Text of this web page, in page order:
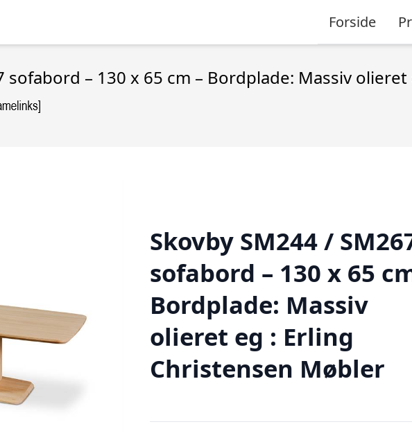
Forside
sofabord – 130 x 65 cm – Bordplade: Massiv
Skovby SM244 /
sofabord – 130 x 65
Bordplade: Massiv
olieret eg : Erling
Christensen Møbler